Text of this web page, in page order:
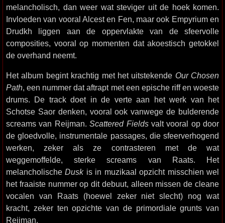
melancholisch, dan weer wat steviger uit de hoek komen.
Invloeden van vooral Alcest en Fen, maar ook Empyrium en
Drudkh liggen aan de oppervlakte van de sfeervolle
composities, vooral op momenten dat akoestisch getokkel
de overhand neemt.
Het album begint krachtig met het uitstekende Our Chosen
Path, een nummer dat aftrapt met een epische riff en woeste
drums. De track doet in de verte aan het werk van het
Schotse Saor denken, vooral ook vanwege de bulderende
screams van Reijman.Scattered Fieldsvalt vooral op door
de gloedvolle, instrumentale passages, die sfeerverhogend
werken, zeker als ze contrasteren met de wat
weggemoffelde, sterke screams van Raats. Het
melancholischeDuskis in muzikaal opzicht misschien wel
het fraaiste nummer op dit debuut, alleen missen de cleane
vocalen van Raats (hoewel zeker niet slecht) nog wat
kracht, zeker ten opzichte van de primordiale grunts van
Reijman.